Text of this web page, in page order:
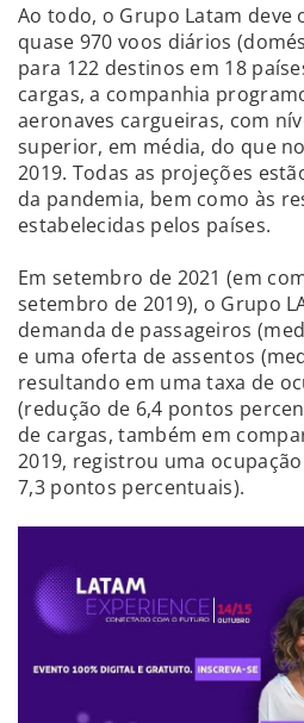
Ao todo, o Grupo Latam deve
quase 970 voos diários
para 122 destinos em 18
cargas, a companhia
aeronaves cargueiras, com
superior, em média, do que
2019. Todas as projeções
da pandemia, bem como às
estabelecidas pelos países.
Em setembro de 2021 (em
setembro de 2019), o Grupo
demanda de passageiros
e uma oferta de assentos
resultando em uma taxa de
(redução de 6,4 pontos
de cargas, também em
2019, registrou uma
7,3 pontos percentuais).